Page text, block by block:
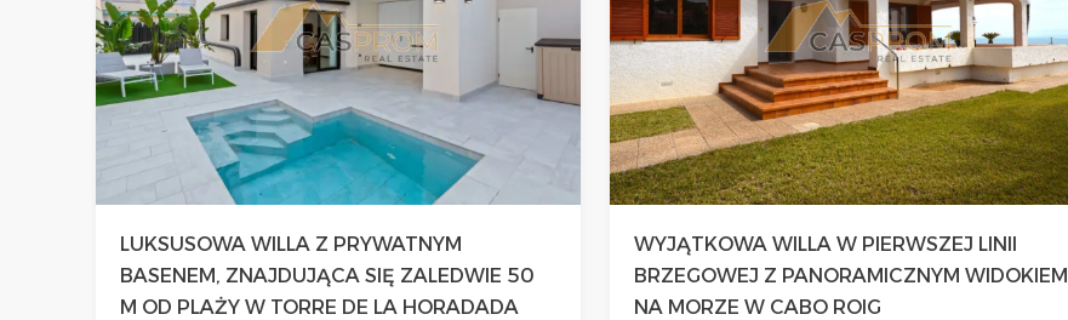
LUKSUSOWA WILLA Z PRYWATNYM
BASENEM, ZNAJDUJĄCA SIĘ ZALEDWIE 50
M OD PLAŻY W TORRE DE LA HORADADA
WYJĄTKOWA WILLA W PIERWSZEJ LINII
BRZEGOWEJ Z PANORAMICZNYM WIDOKIEM
NA MORZE W CABO ROIG